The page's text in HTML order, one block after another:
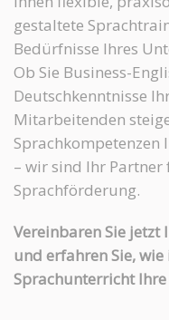
gestaltete
Bedürfnisse Ihres
Ob Sie Business-
Deutschkenntnisse
Mitarbeitenden
Sprachkompetenzen
– wir sind Ihr
Sprachförderung.
Vereinbaren Sie jetzt
und erfahren Sie,
Sprachunterricht